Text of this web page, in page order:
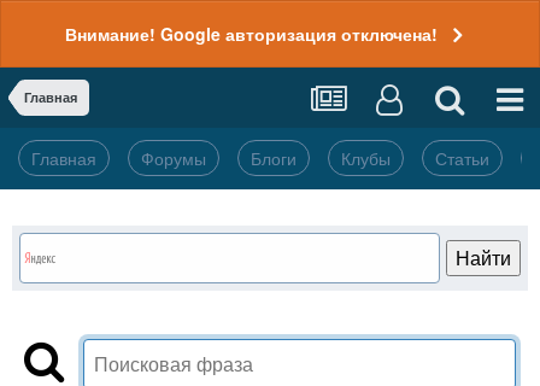
Внимание! Google авторизация отключена!
Главная
Главная Форумы Блоги Клубы Статьи